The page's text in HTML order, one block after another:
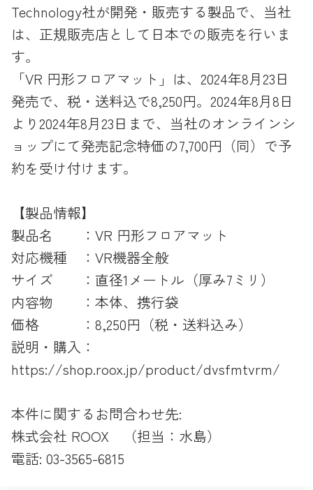
Technology社が開発・販売する製品で、当社
は、正規販売店として日本での販売を行いま
す。
「VR 円形フロアマット」は、2024年8月23日
発売で、税・送料込で8,250円。2024年8月8日
より2024年8月23日まで、当社のオンラインシ
ョップにて発売記念特価の7,700円（同）で予
約を受け付けます。
【製品情報】
製品名 ：VR 円形フロアマット
対応機種 ：VR機器全般
サイズ ：直径1メートル（厚み7ミリ）
内容物 ：本体、携行袋
価格 ：8,250円（税・送料込み）
説明・購入：
https://shop.roox.jp/product/dvsfmtvrm/
本件に関するお問合わせ先:
株式会社 ROOX （担当：水島）
電話: 03-3565-6815